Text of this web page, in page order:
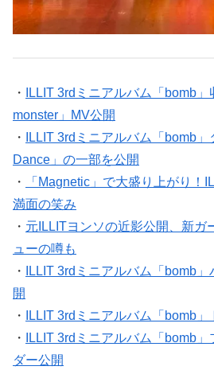
・
ILLIT 3rdミニアルバム「bomb
monster」MV公開
・
ILLIT 3rdミニアルバム「bomb
Dance」の一部を公開
・
「Magnetic」で大盛り上がり！
満面の笑み
・ 元ILLITヨンソの近影公開、新ガ
ューの噂も
・
ILLIT 3rdミニアルバム「bomb
開
・
ILLIT 3rdミニアルバム「bomb
・
ILLIT 3rdミニアルバム「bomb
ダー公開